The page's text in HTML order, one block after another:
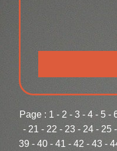
Page : 1 - 2 - 3- 4- 5-
- 21 - 22 - 23- 24- 25-
39 - 40 - 41 - 42 - 43 -